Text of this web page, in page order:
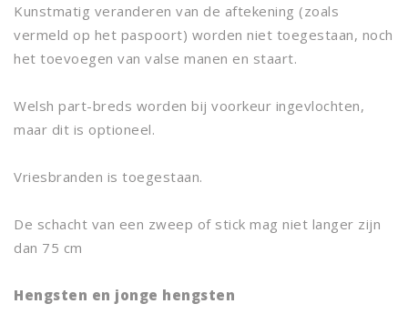
Kunstmatig veranderen van de aftekening (zoals
vermeld op het paspoort) worden niet toegestaan, noch
het toevoegen van valse manen en staart.
Welsh part-breds worden bij voorkeur ingevlochten,
maar dit is optioneel.
Vriesbranden is toegestaan.
De schacht van een zweep of stick mag niet langer zijn
dan 75 cm
Hengsten en jonge hengsten